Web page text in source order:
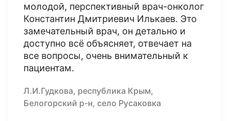
молодой, перспективный врач-онколог
Константин Дмитриевич Илькаев. Это
замечательный врач, он детально и
доступно всё объясняет, отвечает на
все вопросы, очень внимательный к
пациентам.
Л.И.Гудкова, республика Крым,
Белогорский р-н, село Русаковка